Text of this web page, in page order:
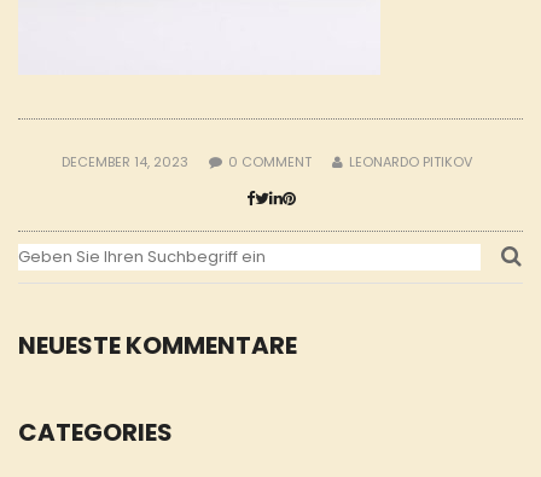
NEUESTE KOMMENTARE
CATEGORIES
DECEMBER 14, 2023 0 COMMENT LEONARDO PITIKOV